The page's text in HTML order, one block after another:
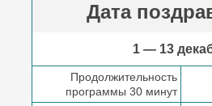
Дата
1 — 13
Продолжительность
программы 30 минут